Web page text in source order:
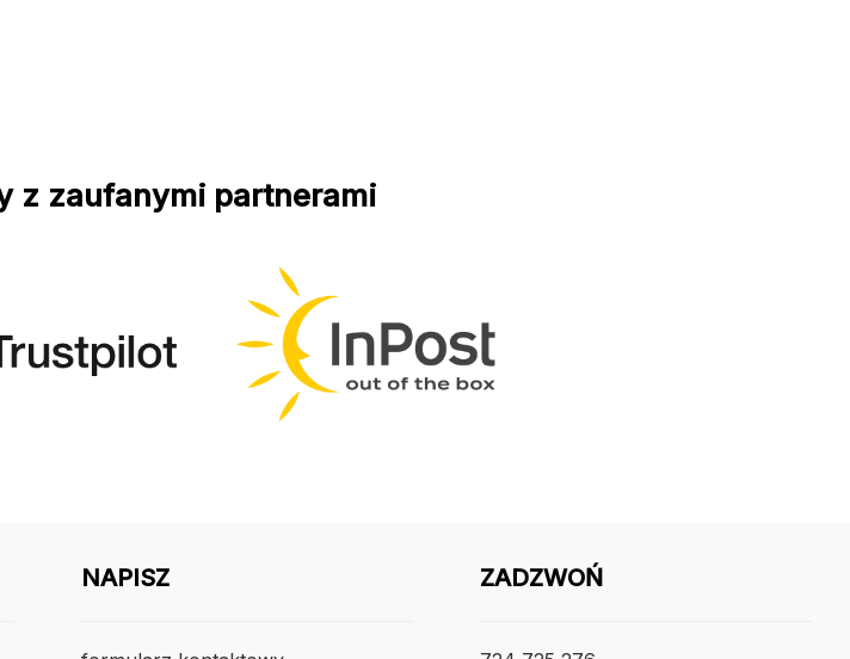
z zaufanymi partnerami
NAPISZ ZADZWOŃ